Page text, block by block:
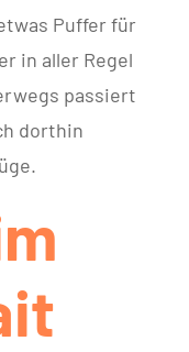
Puffer für
in aller Regel
passiert
dorthin